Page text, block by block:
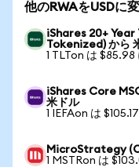
他のRWAをUSDに
iShares 20+
Tokenized) から
1 TLTon は $85.98
iShares Core
米ドル
1 IEFAon は
MicroStrategy
1 MSTRon は